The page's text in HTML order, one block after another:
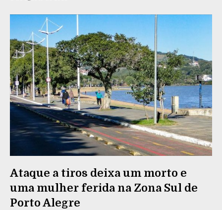
Ataque a tiros deixa um morto e
uma mulher ferida na Zona Sul de
Porto Alegre